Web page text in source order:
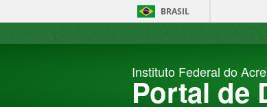
BRASIL
Instituto Federal do Acre
Portal de